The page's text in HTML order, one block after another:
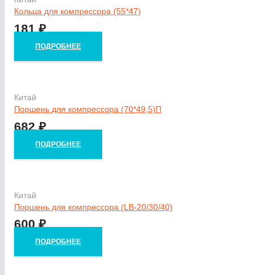
Кольца для компрессора (55*47)
181₽
ПОДРОБНЕЕ
Китай
Поршень для компрессора (70*49,5)П
682₽
ПОДРОБНЕЕ
Китай
Поршень для компрессора (LB-20/30/40)
600₽
ПОДРОБНЕЕ